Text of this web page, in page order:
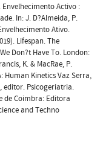
Envelhecimento Activo :
In: J. D?Almeida, P.
Ativo.
Lifespan. The
Don?t Have To. London:
K. & MacRae, P.
Human Kinetics Vaz Serra,
editor. Psicogeriatria.
de Coimbra: Editora
and Techno